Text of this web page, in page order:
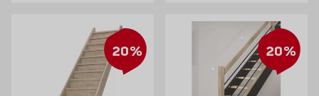
20% 20%